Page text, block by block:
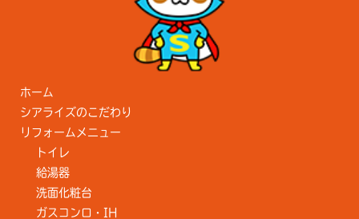
ホーム
シアライズのこだわり
リフォームメニュー
トイレ
給湯器
洗面化粧台
ガスコンロ・IH